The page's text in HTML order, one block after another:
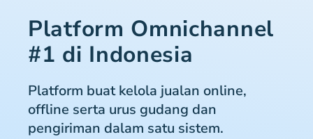
Platform Omnichannel
#1 di Indonesia
Platform buat kelola jualan online,
offline serta urus gudang dan
pengiriman dalam satu sistem.